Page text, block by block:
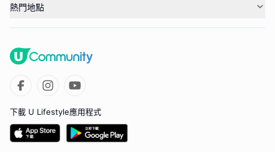
熱門地點
下載 U Lifestyle應用程式